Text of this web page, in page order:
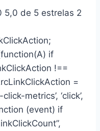
5,0 de 5 estrelas 2
if
!==
=
metrics’, ‘click’,
(event) if